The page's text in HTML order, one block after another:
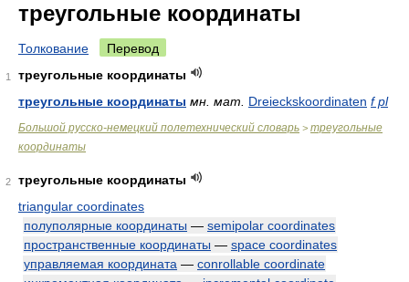
треугольные координаты
Толкование Перевод
1
треугольные координаты
треугольные координаты мн. мат. Dreieckskoordinaten f pl
Большой русско-немецкий полетехнический словарь > треугольные
координаты
2
треугольные координаты
triangular coordinates
полуполярные координаты — semipolar coordinates
пространственные координаты — space coordinates
управляемая координата — conrollable coordinate